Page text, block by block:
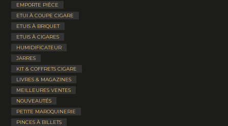
EMPORTE PIÈCE
ETUI À COUPE CIGARE
ETUIS À BRIQUET
ETUIS À CIGARES
HUMIDIFICATEUR
JARRES
KIT & COFFRETS CIGARE
LIVRES & MAGAZINES
MEILLEURES VENTES
NOUVEAUTÉS
PETITE MAROQUINERIE
PINCES À BILLETS